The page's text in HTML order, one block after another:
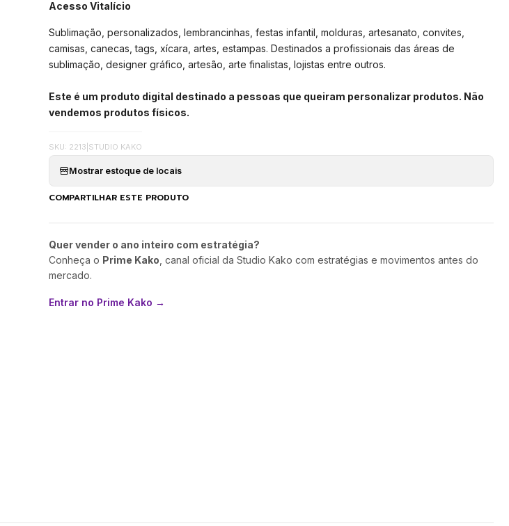
Acesso Vitalício
Sublimação, personalizados, lembrancinhas, festas infantil, molduras, artesanato, convites,
camisas, canecas, tags, xícara, artes, estampas. Destinados a profissionais das áreas de
sublimação, designer gráfico, artesão, arte finalistas, lojistas entre outros.
Este é um produto digital destinado a pessoas que queiram personalizar produtos. Não
vendemos produtos físicos.
SKU: 2213 STUDIO KAKO
Mostrar estoque de locais
COMPARTILHAR ESTE PRODUTO
Quer vender o ano inteiro com estratégia?
Conheça o Prime Kako , canal oficial da Studio Kako com estratégias e movimentos antes do
mercado.
Entrar no Prime Kako →